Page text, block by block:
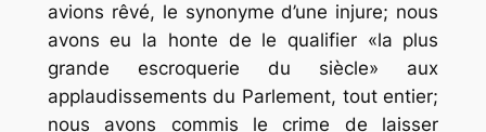
avions rêvé, le synonyme d’une injure; nous
avons eu la honte de le qualifier «la plus
grande escroquerie du siècle» aux
applaudissements du Parlement, tout entier;
nous avons commis le crime de laisser